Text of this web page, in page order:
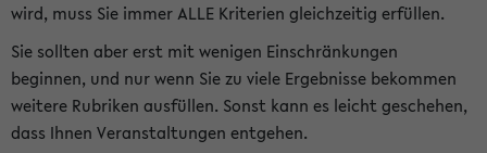
wird, muss Sie immer ALLE Kriterien gleichzeitig erfüllen.
Sie sollten aber erst mit wenigen Einschränkungen
beginnen, und nur wenn Sie zu viele Ergebnisse bekommen
weitere Rubriken ausfüllen. Sonst kann es leicht geschehen,
dass Ihnen Veranstaltungen entgehen.